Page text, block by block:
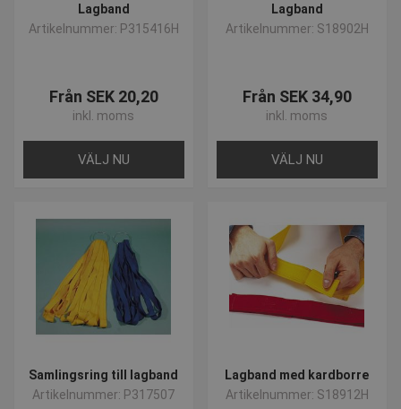
Lagband
Artikelnummer: P315416H
Från SEK 20,20
inkl. moms
VÄLJ NU
Lagband
Artikelnummer: S18902H
Från SEK 34,90
inkl. moms
VÄLJ NU
Samlingsring till lagband
Artikelnummer: P317507
Lagband med kardborre
Artikelnummer: S18912H